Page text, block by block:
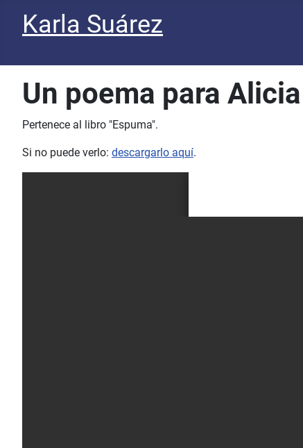
Karla Suárez
Un poema para
Pertenece al libro "Espuma".
Si no puede verlo: descargarlo aquí.